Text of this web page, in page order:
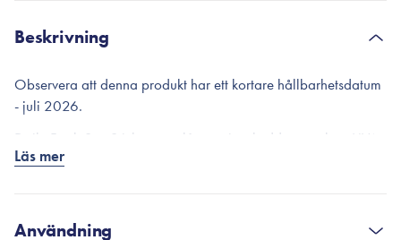
Beskrivning
Observera att denna produkt har ett kortare hållbarhetsdatum
- juli 2026.
Daily Fresh Sun Stick ger ett långvarigt skydd mot solens UVA-
och UVB-strålar i upp till 24 timmar. Solstiftet passar alla
hud med en tendens till hög talgproduktion. Solstiftet är både
Läs mer
Användning